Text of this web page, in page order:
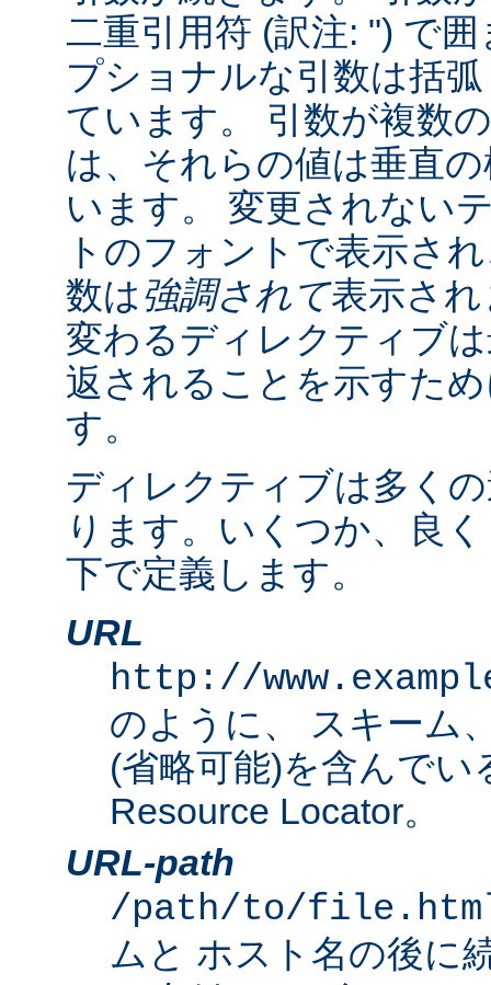
二重引用符 (訳注: ") で
プショナルな引数は括
ています。 引数が複数
は、それらの値は垂直
います。 変更されない
トのフォントで表示さ
数は強調されて表示さ
変わるディレクティブ
返されることを示すた
す。
ディレクティブは多く
ります。いくつか、良
下で定義します。
URL
http://
のように、 スキーム
(省略可能)を含んでい
Resource Locator。
URL-path
/path/to/
ムと ホスト名の後に